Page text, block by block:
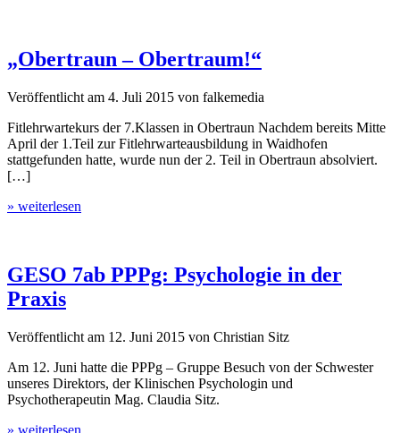
„Obertraun – Obertraum!“
Veröffentlicht am 4. Juli 2015 von falkemedia
Fitlehrwartekurs der 7.Klassen in Obertraun Nachdem bereits Mitte
April der 1.Teil zur Fitlehrwarteausbildung in Waidhofen
stattgefunden hatte, wurde nun der 2. Teil in Obertraun absolviert.
[…]
» weiterlesen
GESO 7ab PPPg: Psychologie in der
Praxis
Veröffentlicht am 12. Juni 2015 von Christian Sitz
Am 12. Juni hatte die PPPg – Gruppe Besuch von der Schwester
unseres Direktors, der Klinischen Psychologin und
Psychotherapeutin Mag. Claudia Sitz.
» weiterlesen